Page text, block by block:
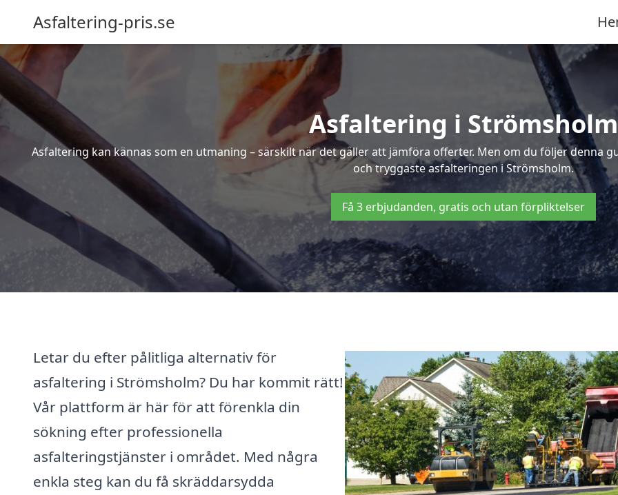
Asfaltering-pris.se
Asfaltering i Strömsholm
Asfaltering kan kännas som en utmaning – särskilt när det gäller att jämföra offerter. Men om du följer denna
och tryggaste asfalteringen i Strömsholm.
Få 3 erbjudanden, gratis och utan förpliktelser
Letar du efter pålitliga alternativ för
asfaltering i Strömsholm? Du har kommit rätt!
Vår plattform är här för att förenkla din
sökning efter professionella
asfalteringstjänster i området. Med några
enkla steg kan du få skräddarsydda